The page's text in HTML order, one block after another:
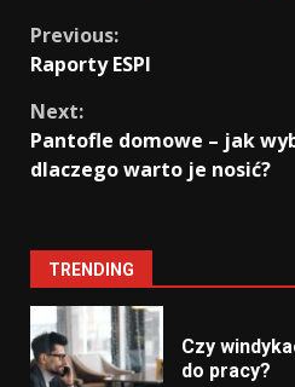
Continue
Reading
Previous:
Raporty ESPI
Next:
Pantofle domowe – jak
dlaczego warto je nosić?
TRENDING
Czy
do pracy?